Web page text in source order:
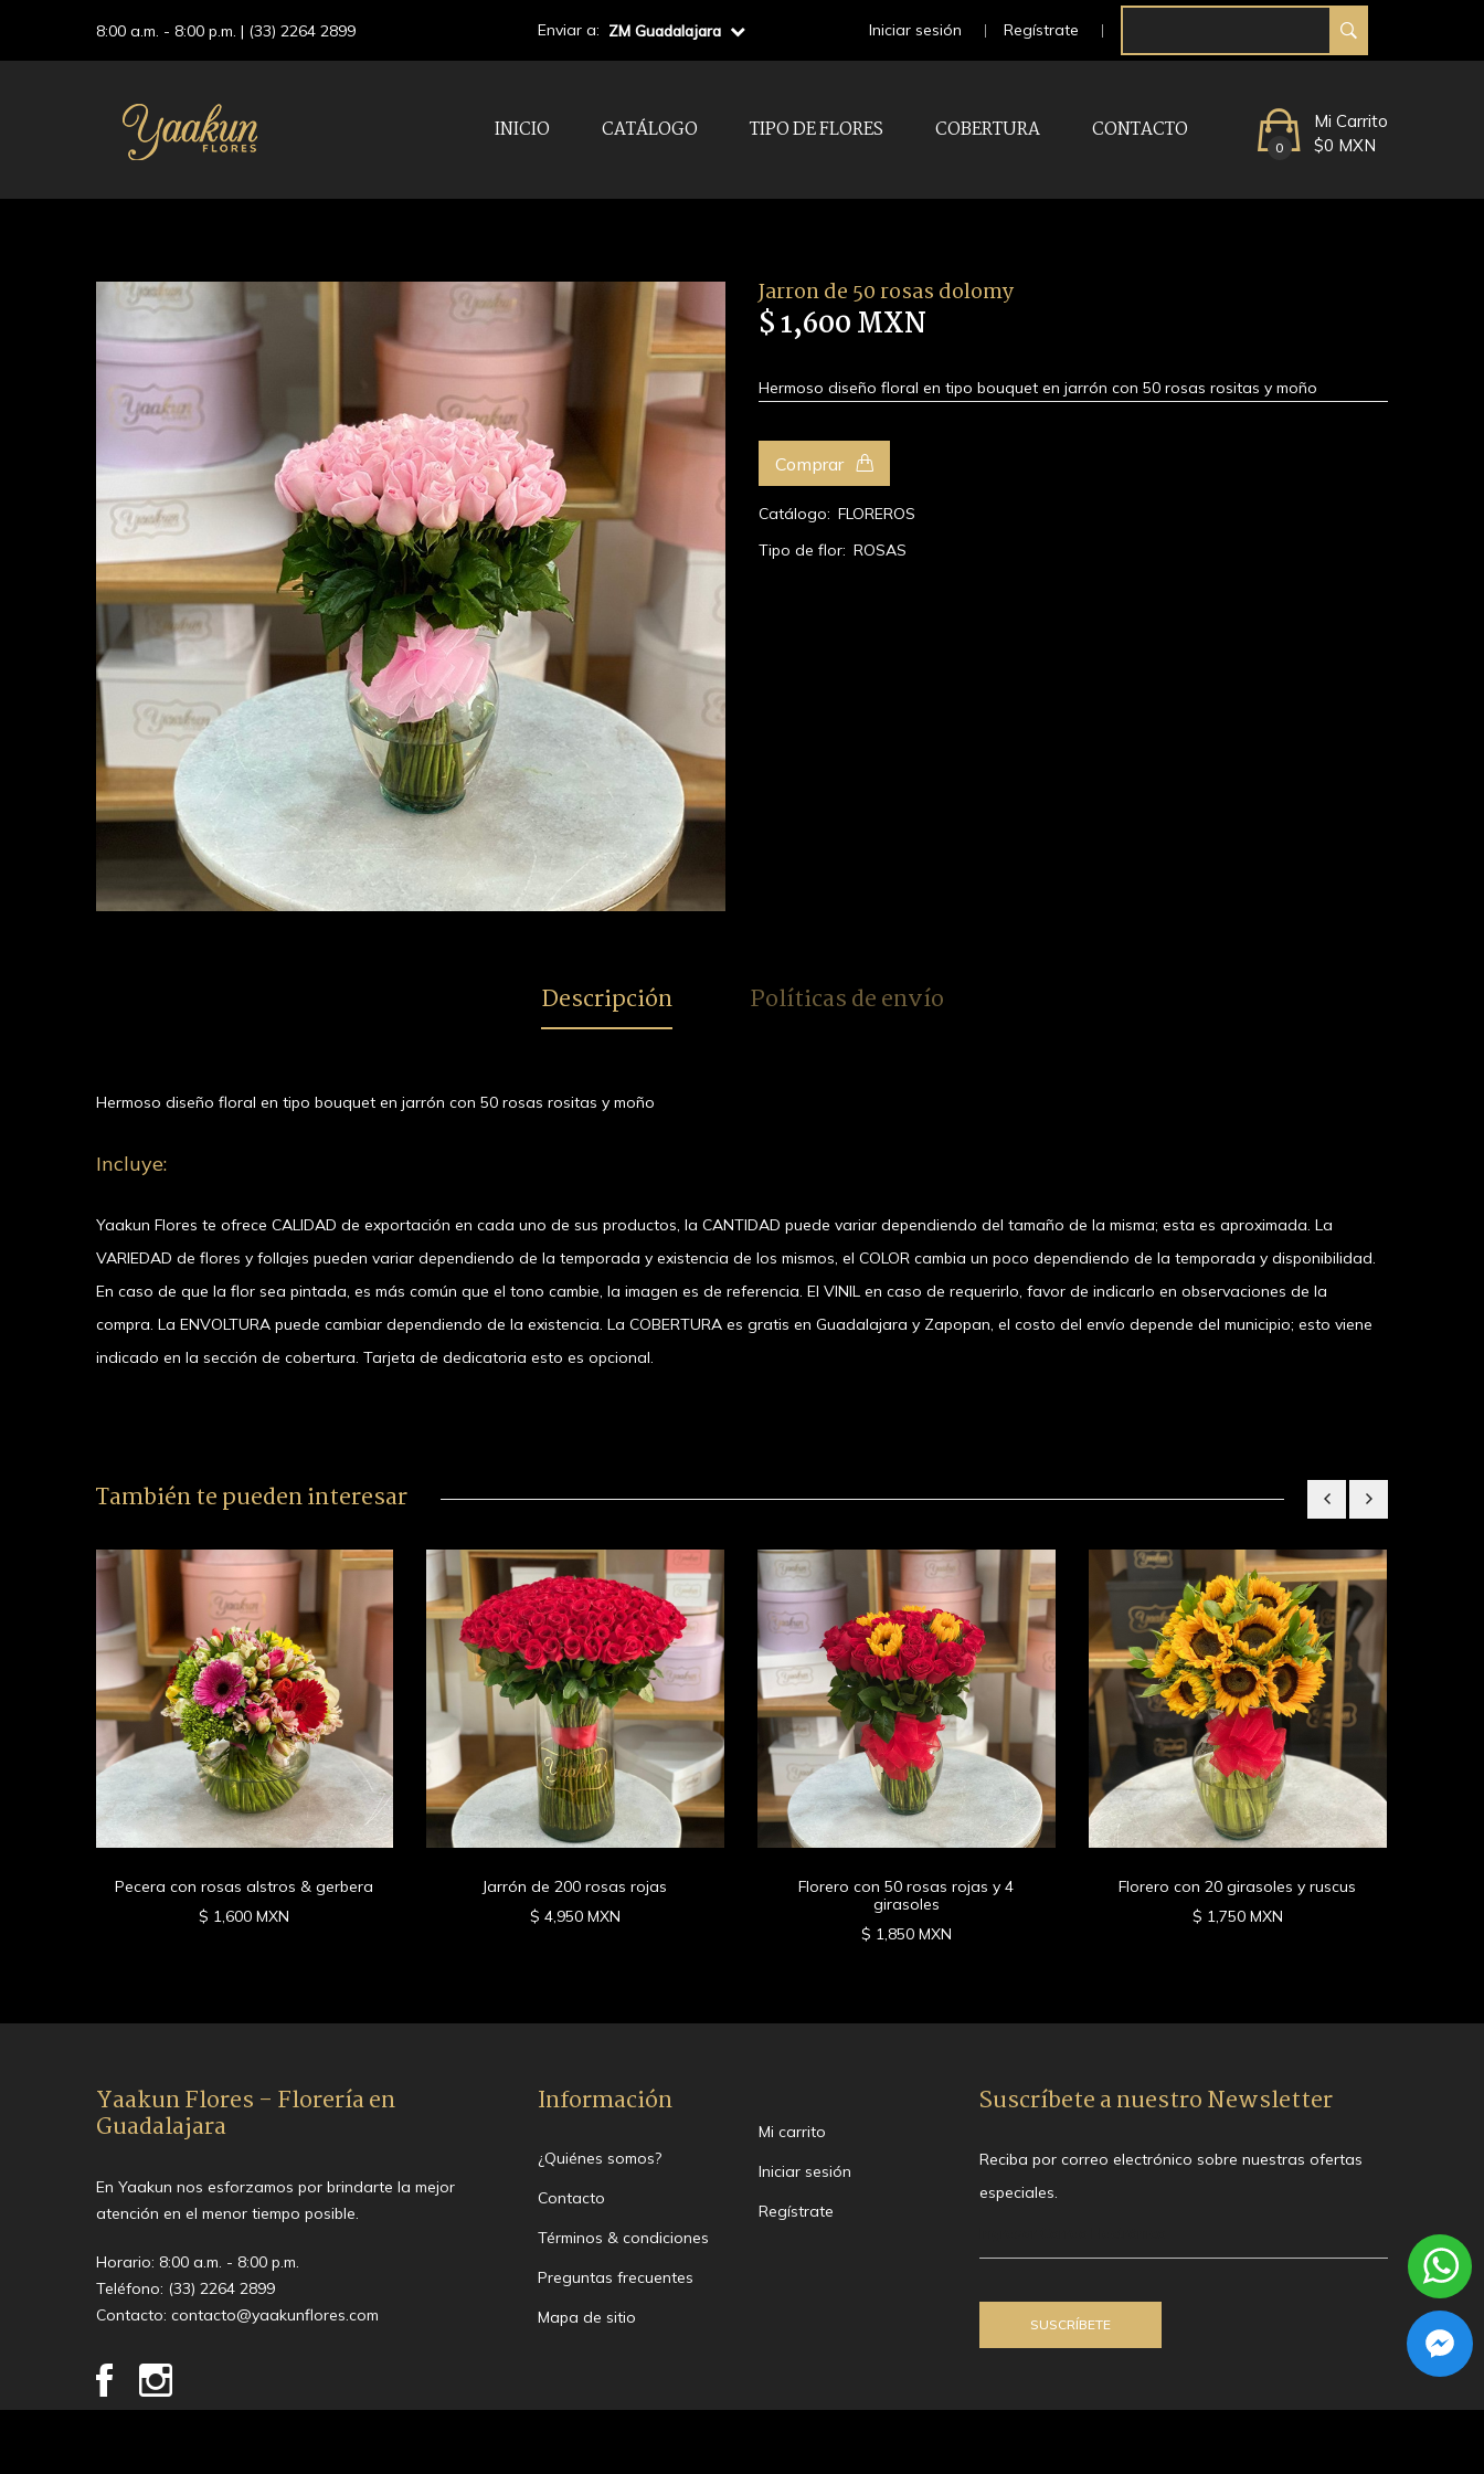
8:00 a.m. - 8:00 p.m. | (33) 2264 2899 Enviar a: ZM Guadalajara Iniciar sesión Regístrate
INICIO CATÁLOGO TIPO DE FLORES COBERTURA CONTACTO
0
Mi Carrito
$0 MXN
Jarron de 50 rosas dolomy
$ 1,600 MXN
Hermoso diseño floral en tipo bouquet en jarrón con 50 rosas rositas y moño
Comprar
Catálogo: FLOREROS
Tipo de flor: ROSAS
Descripción Políticas de envío
Hermoso diseño floral en tipo bouquet en jarrón con 50 rosas rositas y moño
Incluye:
Yaakun Flores te ofrece CALIDAD de exportación en cada uno de sus productos, la CANTIDAD puede variar dependiendo del tamaño de la misma; esta es aproximada. La
VARIEDAD de flores y follajes pueden variar dependiendo de la temporada y existencia de los mismos, el COLOR cambia un poco dependiendo de la temporada y disponibilidad.
En caso de que la flor sea pintada, es más común que el tono cambie, la imagen es de referencia. El VINIL en caso de requerirlo, favor de indicarlo en observaciones de la
compra. La ENVOLTURA puede cambiar dependiendo de la existencia. La COBERTURA es gratis en Guadalajara y Zapopan, el costo del envío depende del municipio; esto viene
indicado en la sección de cobertura. Tarjeta de dedicatoria esto es opcional.
También te pueden interesar
Pecera con rosas alstros & gerbera
$ 1,600 MXN
Jarrón de 200 rosas rojas
$ 4,950 MXN
Florero con 50 rosas rojas y 4
girasoles
$ 1,850 MXN
Florero con 20 girasoles y ruscus
$ 1,750 MXN
Yaakun Flores - Florería en
Guadalajara
En Yaakun nos esforzamos por brindarte la mejor
atención en el menor tiempo posible.
Horario: 8:00 a.m. - 8:00 p.m.
Teléfono: (33) 2264 2899
Contacto: contacto@yaakunflores.com
Información
¿Quiénes somos?
Contacto
Términos & condiciones
Preguntas frecuentes
Mapa de sitio
Mi carrito
Iniciar sesión
Regístrate
Suscríbete a nuestro Newsletter
Reciba por correo electrónico sobre nuestras ofertas
especiales.